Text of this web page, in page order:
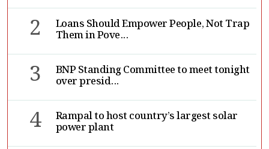
2 Loans Should Empower People, Not Trap
Them in Pove...
3 BNP Standing Committee to meet tonight
over presid...
4 Rampal to host country’s largest solar
power plant